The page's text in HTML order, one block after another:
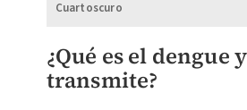
Cuartoscuro
¿Qué es el dengue
transmite?